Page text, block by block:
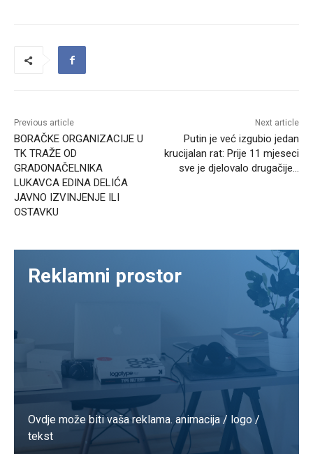
Previous article
BORAČKE ORGANIZACIJE U
TK TRAŽE OD
GRADONAČELNIKA
LUKAVCA EDINA DELIĆA
JAVNO IZVINJENJE ILI
OSTAVKU
Next article
Putin je već izgubio jedan
krucijalan rat: Prije 11 mjeseci
sve je djelovalo drugačije…
Reklamni prostor
Ovdje može biti vaša reklama. animacija / logo /
tekst